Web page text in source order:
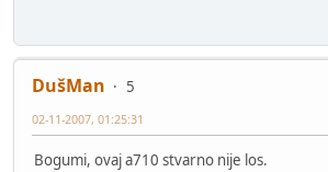
DušMan
5
02-11-2007, 01:25:31
Bogumi, ovaj a710 stvarno nije los.